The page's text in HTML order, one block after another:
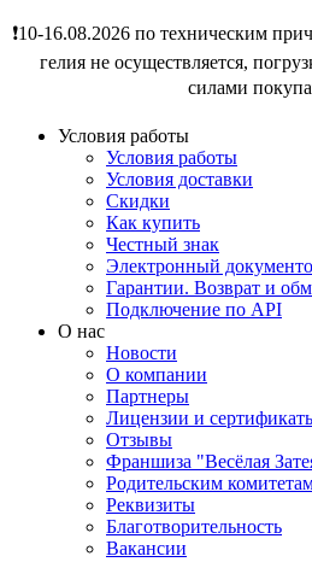
❗️10-16.08.2026 по техническим
гелия не осуществляется,
силами
Условия работы
Условия работы
Условия доставки
Скидки
Как купить
Честный знак
Электронный
Гарантии. Возврат и
Подключение по API
О нас
Новости
О компании
Партнеры
Лицензии и
Отзывы
Франшиза "Весёлая
Родительским
Реквизиты
Благотворительность
Вакансии